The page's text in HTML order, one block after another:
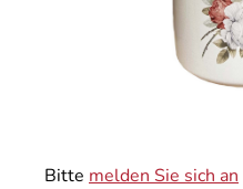
Bitte melden Sie sich an